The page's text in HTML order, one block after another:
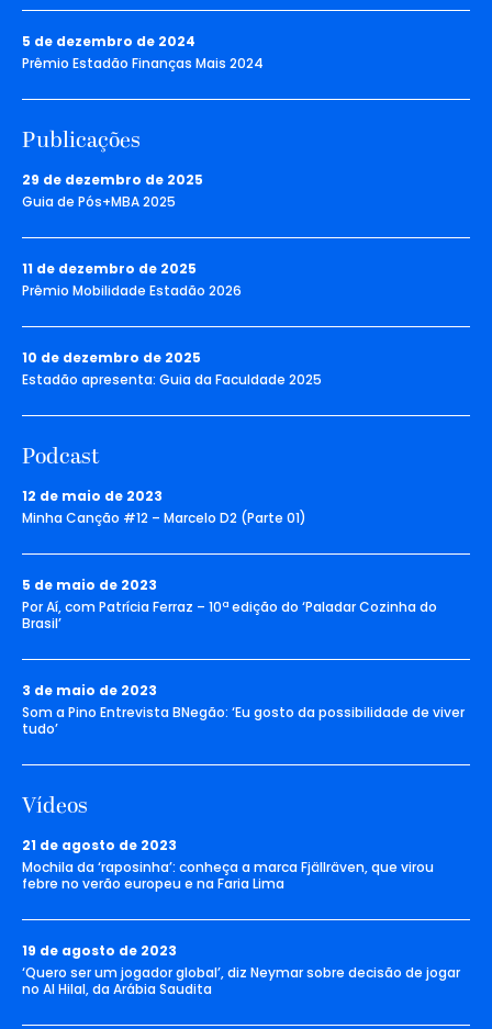
5 de dezembro de 2024
Prêmio Estadão Finanças Mais 2024
Publicações
29 de dezembro de 2025
Guia de Pós+MBA 2025
11 de dezembro de 2025
Prêmio Mobilidade Estadão 2026
10 de dezembro de 2025
Estadão apresenta: Guia da Faculdade 2025
Podcast
12 de maio de 2023
Minha Canção #12 – Marcelo D2 (Parte 01)
5 de maio de 2023
Por Aí, com Patrícia Ferraz – 10ª edição do ‘Paladar Cozinha do
Brasil’
3 de maio de 2023
Som a Pino Entrevista BNegão: ‘Eu gosto da possibilidade de viver
tudo’
Vídeos
21 de agosto de 2023
Mochila da ‘raposinha’: conheça a marca Fjällräven, que virou
febre no verão europeu e na Faria Lima
19 de agosto de 2023
‘Quero ser um jogador global’, diz Neymar sobre decisão de jogar
no Al Hilal, da Arábia Saudita